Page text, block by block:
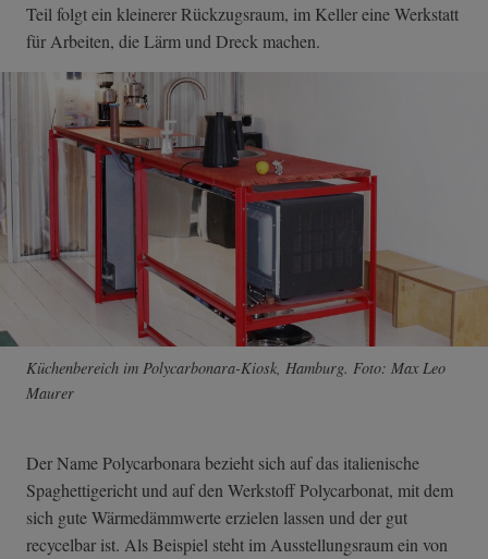
Teil folgt ein kleinerer Rückzugsraum, im Keller eine Werkstatt
für Arbeiten, die Lärm und Dreck machen.
Küchenbereich im Polycarbonara-Kiosk, Hamburg. Foto: Max Leo
Maurer
Der Name Polycarbonara bezieht sich auf das italienische
Spaghettigericht und auf den Werkstoff Polycarbonat, mit dem
sich gute Wärmedämmwerte erzielen lassen und der gut
recycelbar ist. Als Beispiel steht im Ausstellungsraum ein von